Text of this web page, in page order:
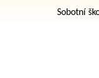
Sobotní